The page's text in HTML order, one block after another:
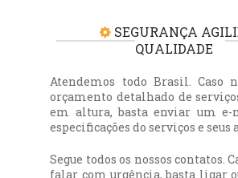
SEGURANÇA
QUALIDADE
Atendemos todo Brasil. Caso
orçamento detalhado de
em altura, basta enviar um
especificações do serviços e seus
Segue todos os nossos contatos.
falar com urgência, basta ligar